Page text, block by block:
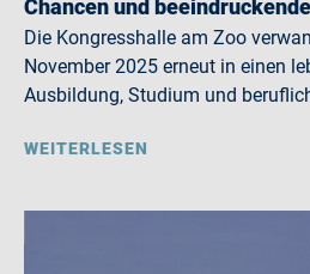
Chancen und
Die Kongresshalle am Zoo
November 2025 erneut in einen
Ausbildung, Studium und
WEITERLESEN